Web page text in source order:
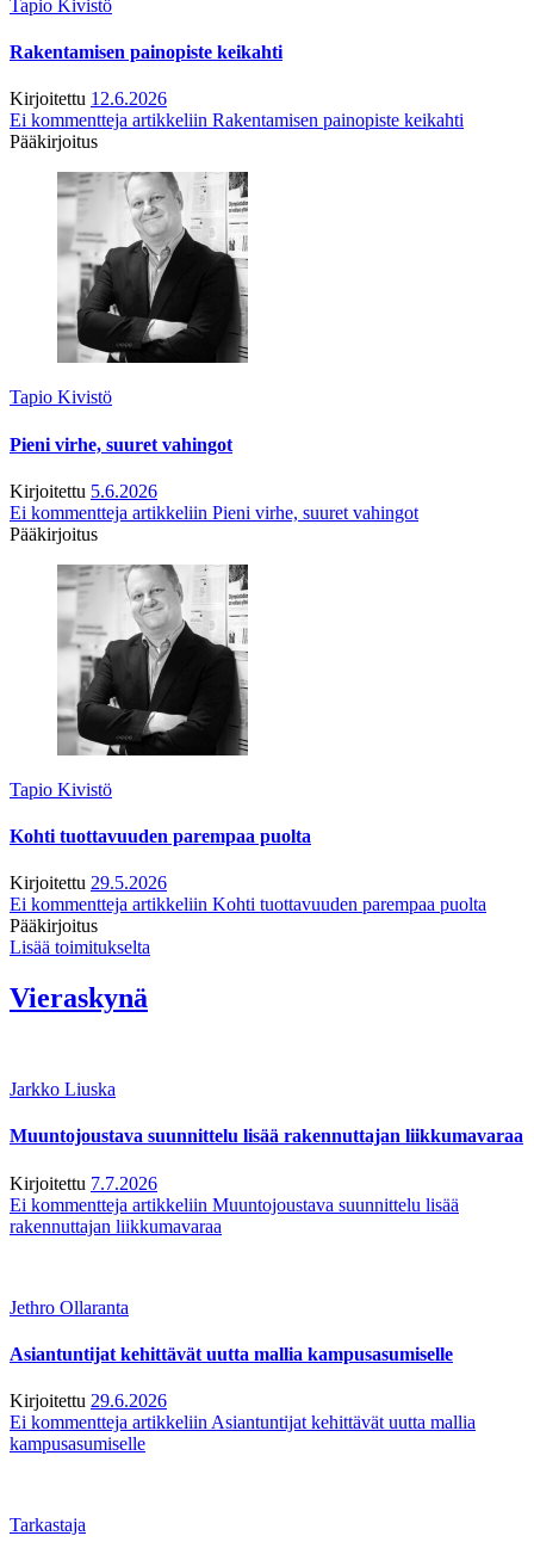
Tapio Kivistö
Rakentamisen painopiste keikahti
Kirjoitettu 12.6.2026
Ei kommentteja artikkeliin Rakentamisen painopiste keikahti
Pääkirjoitus
Tapio Kivistö
Pieni virhe, suuret vahingot
Kirjoitettu 5.6.2026
Ei kommentteja artikkeliin Pieni virhe, suuret vahingot
Pääkirjoitus
Tapio Kivistö
Kohti tuottavuuden parempaa puolta
Kirjoitettu 29.5.2026
Ei kommentteja artikkeliin Kohti tuottavuuden parempaa puolta
Pääkirjoitus
Lisää toimitukselta
Vieraskynä
Jarkko Liuska
Muuntojoustava suunnittelu lisää rakennuttajan liikkumavaraa
Kirjoitettu 7.7.2026
Ei kommentteja artikkeliin Muuntojoustava suunnittelu lisää
rakennuttajan liikkumavaraa
Jethro Ollaranta
Asiantuntijat kehittävät uutta mallia kampusasumiselle
Kirjoitettu 29.6.2026
Ei kommentteja artikkeliin Asiantuntijat kehittävät uutta mallia
kampusasumiselle
Tarkastaja